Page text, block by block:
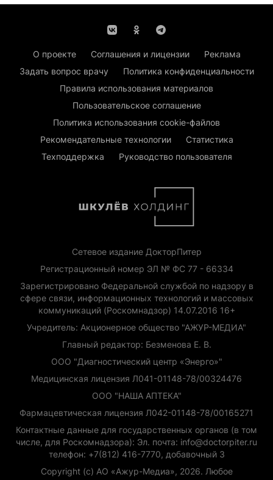
О проекте Соглашения и лицензии
Реклама
Задать вопрос врачу
Политика конфиденциальности
Правила использования материалов
Пользовательское соглашение
Политика использования cookie-файлов
Рекомендательные технологии
Статистика
Техподдержка
Руководство пользователя
Сетевое издание ДокторПитер
Регистрационный номер ЭЛ № ФС 77 - 66334
Зарегистрировано Федеральной службой по надзору в
сфере связи, информационных технологий и массовых
коммуникаций (Роскомнадзор) 14.07.2016 16+
Учредитель: Акционерное общество "АЖУР-МЕДИА"
Главный редактор: Безменова Е. В.
ООО "Диагностический центр «Энерго»"
Медицинская лицензия Л041-01148-78/00324476
ООО "НАША АПТЕКА"
Фармацевтическая лицензия Л042-01148-78/00165271
Контактные данные для государственных органов (в том
числе, для Роскомнадзора): Эл. почта: info@doctorpiter.ru
телефон: +7(812) 416-7770, добавочный 3
Copyright (с) АО «Ажур-Медиа», 2026. Любое